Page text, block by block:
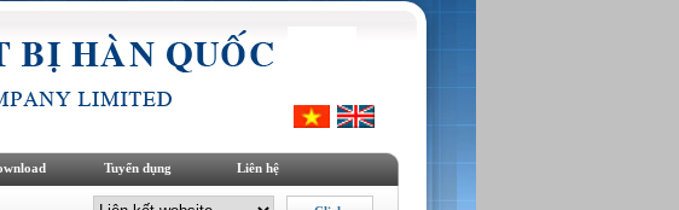
Tuyển dụng Liên hệ